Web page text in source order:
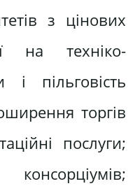
з цінових
на техніко-
і пільговість
торгів
послуги;
консорціумів;